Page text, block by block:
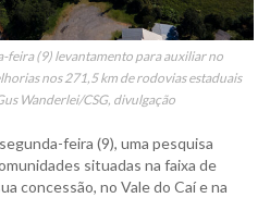
feira (9) levantamento para auxiliar no
nos 271,5 km de rodovias estaduais
Wanderlei/CSG, divulgação
feira (9), uma pesquisa
situadas na faixa de
concessão, no Vale do Caí e na